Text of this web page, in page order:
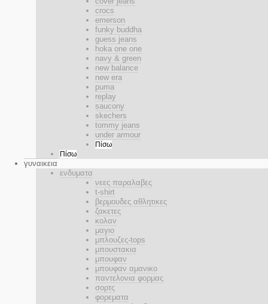
crocs
emerson
funky buddha
guess jeans
hoka one one
navy & green
new balance
new era
puma
replay
saucony
skechers
tommy jeans
under armour
Πίσω
Πίσω
γυναικεια
ενδυματα
νεες παραλαβες
t-shirt
βερμουδες αθλητικες
ζακετες
κολαν
μαγιο
μπλουζες-tops
μπουστακια
μπουφαν
μπουφαν αμανικο
παντελονια φορμας
σορτς
φορεματα